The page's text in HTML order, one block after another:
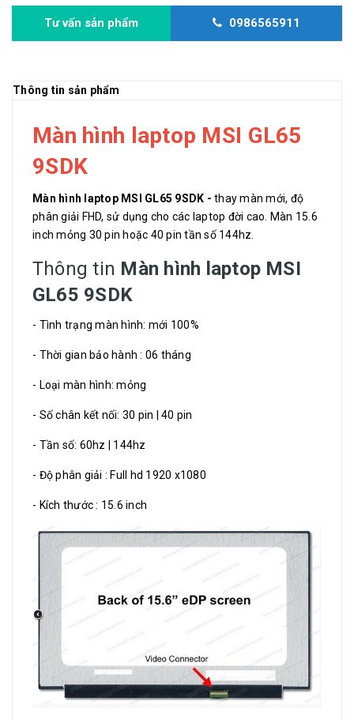
Tư vấn sản phẩm 0986565911
Thông tin sản phẩm
Màn hình laptop MSI GL65
9SDK
Màn hình laptop MSI GL65 9SDK - thay màn mới, độ
phân giải FHD, sử dụng cho các laptop đời cao. Màn 15.6
inch mỏng 30 pin hoặc 40 pin tần số 144hz.
Thông tin Màn hình laptop MSI
GL65 9SDK
- Tình trạng màn hình: mới 100%
- Thời gian bảo hành : 06 tháng
- Loại màn hình: mỏng
- Số chân kết nối: 30 pin | 40 pin
- Tần số: 60hz | 144hz
- Độ phân giải : Full hd 1920 x1080
- Kích thước : 15.6 inch